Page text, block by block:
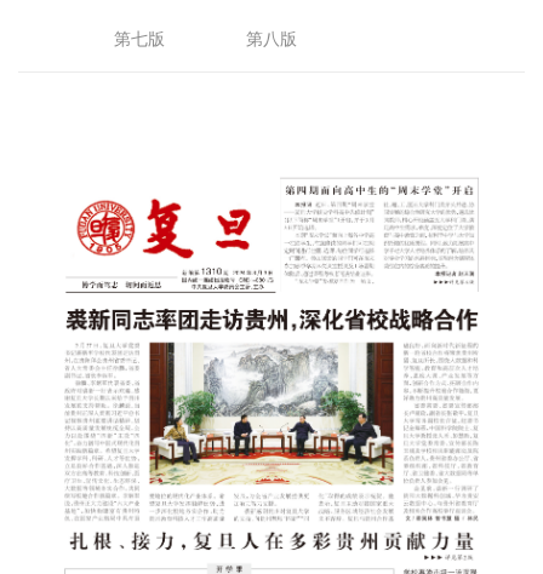
第七版 第八版